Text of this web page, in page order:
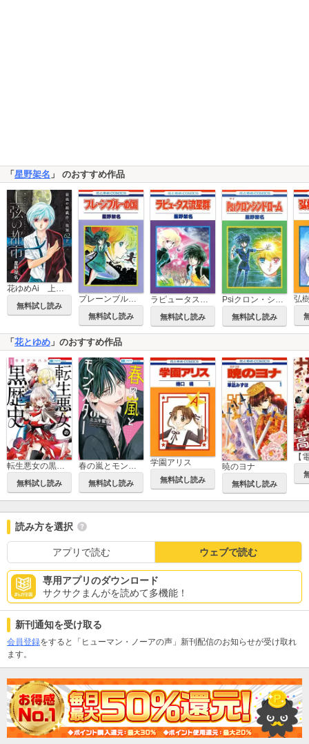
「 星野架名 」 のおすすめ作品
花ゆめAi 上弦の都市
無料試し読み
プレーンブルーの国
無料試し読み
ラピュータス流星群
無料試し読み
Psiクロン・シンドローム
無料試し読み
弘
「 花とゆめ 」のおすすめ作品
転生悪女の黒歴史
無料試し読み
春の嵐とモンスター
無料試し読み
学園アリス
無料試し読み
暁のヨナ
無料試し読み
読み方を選択
アプリで読む ウェブで読む
専用アプリのダウンロード
サクサクまんがを読めて多機能！
新刊通知を受け取る
会員登録をすると「ヒューマン・ノーアの声」新刊配信のお知らせが受け取れ
ます。